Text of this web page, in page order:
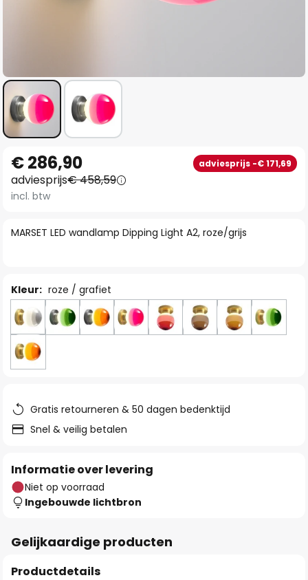
naar
het
begin
de
MARSET LED wandlamp Dipping Light A2, roze/grijs
€ 286,90 adviesprijs -€ 171,69
adviesprijs€ 458,59
incl. btw
Kleur: roze / grafiet
Gratis retourneren & 50 dagen bedenktijd
Snel & veilig betalen
Informatie over levering
Niet op voorraad
Ingebouwde lichtbron
Gelijkaardige producten
Productdetails